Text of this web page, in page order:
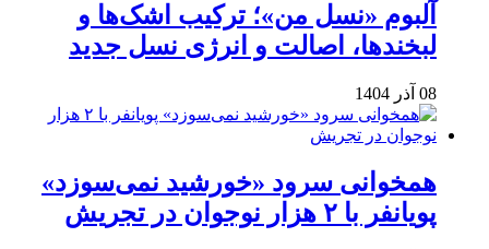
آلبوم «نسل من»؛ ترکیب اشک‌ها و
لبخندها، اصالت و انرژی نسل جدید
08 آذر 1404
همخوانی سرود «خورشید نمی‌سوزد»
پویانفر با ۲ هزار نوجوان در تجریش